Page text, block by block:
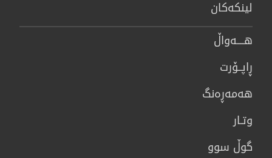
لینكەكان
هــــه‌واڵ
ڕاپــۆرت
هه‌مه‌ڕه‌نگ
وتـار
گوڵ سوو